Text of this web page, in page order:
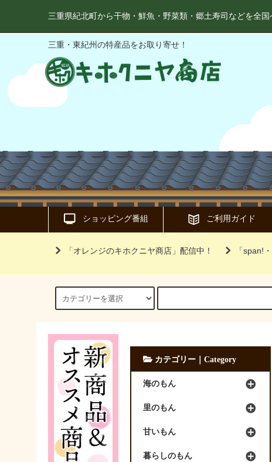
三重県紀北町から干物・鮮魚・野菜類・郷土寿司などを全
三重・東紀州の特産品をお取り寄せ！
ショッピング番組 ご利用ガイド
「オレンジのキホクニヤ商店」配信中！ 「span!
カテゴリー｜Category
海のもん
里のもん
甘いもん
暮らしのもん